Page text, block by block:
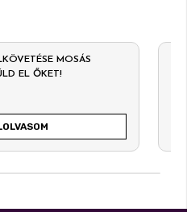
MOSÁS
EL ŐKET!